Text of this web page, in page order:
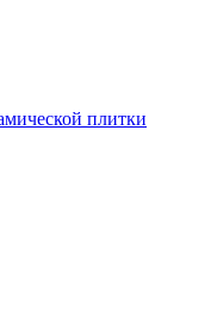
плитки